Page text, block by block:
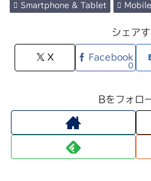
Smartphone & Tablet Mobile
シェア
X Facebook
0
Bをフォロ